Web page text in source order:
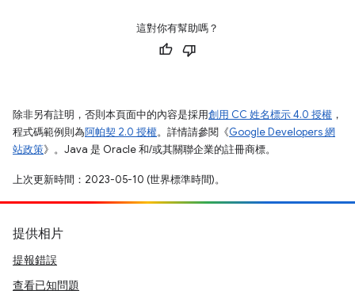
這對你有幫助嗎？
除非另有註明，否則本頁面中的內容是採用創用 CC 姓名標示 4.0 授權 ，
程式碼範例則為阿帕契 2.0 授權。詳情請參閱《Google Developers 網
站政策》。Java 是 Oracle 和/或其關聯企業的註冊商標。
上次更新時間：2023-05-10 (世界標準時間)。
提供相片
提報錯誤
查看已知問題